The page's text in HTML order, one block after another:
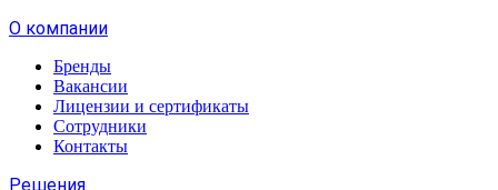
О компании
Бренды
Вакансии
Лицензии и сертификаты
Сотрудники
Контакты
Решения